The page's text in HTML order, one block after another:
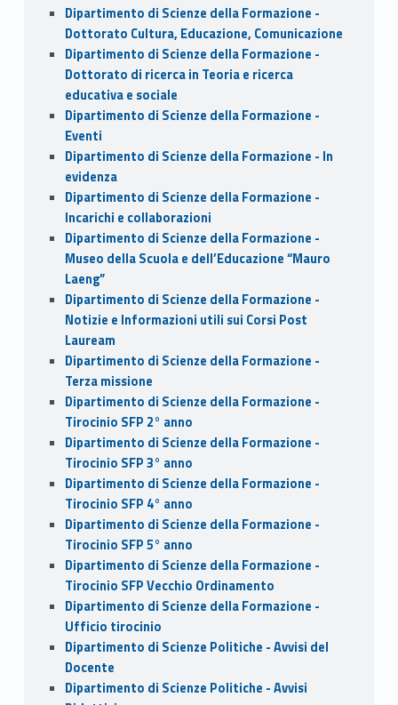
Dipartimento di Scienze della Formazione -
Dottorato Cultura, Educazione, Comunicazione
Dipartimento di Scienze della Formazione -
Dottorato di ricerca in Teoria e ricerca
educativa e sociale
Dipartimento di Scienze della Formazione -
Eventi
Dipartimento di Scienze della Formazione - In
evidenza
Dipartimento di Scienze della Formazione -
Incarichi e collaborazioni
Dipartimento di Scienze della Formazione -
Museo della Scuola e dell’Educazione “Mauro
Laeng”
Dipartimento di Scienze della Formazione -
Notizie e Informazioni utili sui Corsi Post
Lauream
Dipartimento di Scienze della Formazione -
Terza missione
Dipartimento di Scienze della Formazione -
Tirocinio SFP 2° anno
Dipartimento di Scienze della Formazione -
Tirocinio SFP 3° anno
Dipartimento di Scienze della Formazione -
Tirocinio SFP 4° anno
Dipartimento di Scienze della Formazione -
Tirocinio SFP 5° anno
Dipartimento di Scienze della Formazione -
Tirocinio SFP Vecchio Ordinamento
Dipartimento di Scienze della Formazione -
Ufficio tirocinio
Dipartimento di Scienze Politiche - Avvisi del
Docente
Dipartimento di Scienze Politiche - Avvisi